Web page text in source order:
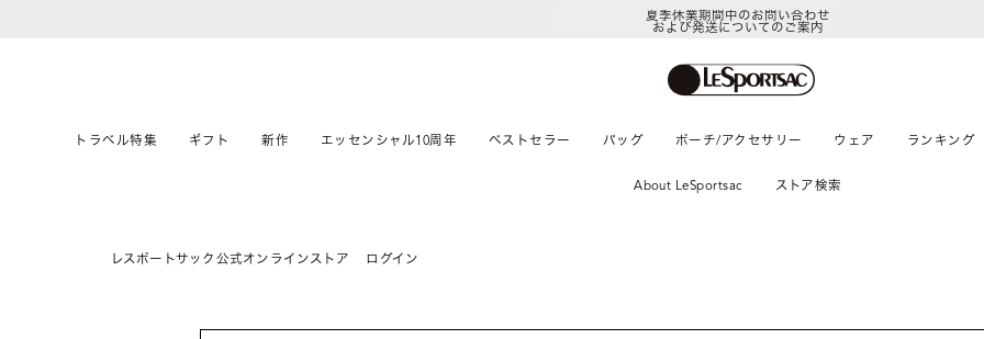
夏季休業期間中のお問い合わせ
および発送についてのご案内
トラベル特集 ギフト 新作 エッセンシャル10周年 ベストセラー バッグ ポーチ/アクセサリー ウェア ランキング
About LeSportsac ストア検索
レスポートサック公式オンラインストア ログイン